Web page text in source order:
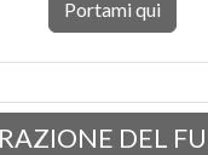
Portami qui
DEL